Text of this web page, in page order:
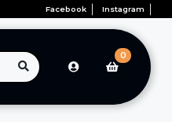
Facebook Instagram
0